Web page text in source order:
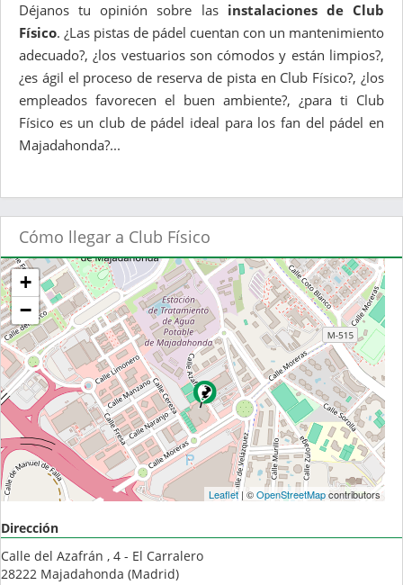
Déjanos tu opinión sobre las instalaciones de Club
Físico. ¿Las pistas de pádel cuentan con un mantenimiento
adecuado?, ¿los vestuarios son cómodos y están limpios?,
¿es ágil el proceso de reserva de pista en Club Físico?, ¿los
empleados favorecen el buen ambiente?, ¿para ti Club
Físico es un club de pádel ideal para los fan del pádel en
Majadahonda?...
Cómo llegar a Club Físico
+
−
Leaflet| ©OpenStreetMapcontributors
Dirección
Calle del Azafrán , 4 - El Carralero
28222 Majadahonda (Madrid)